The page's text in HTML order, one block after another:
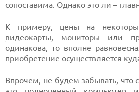
сопоставима. Однако это ли –
К примеру, цены на
видеокарты, мониторы или
одинакова, то вполне
приобретение осуществляется
Впрочем, не будем забывать, что